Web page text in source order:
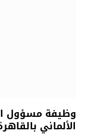
وظيفة مسؤول
الألماني بالقاهرة